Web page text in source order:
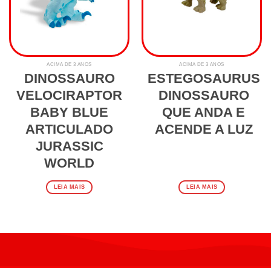
ACIMA DE 3 ANOS
DINOSSAURO
VELOCIRAPTOR
BABY BLUE
ARTICULADO
JURASSIC
WORLD
LEIA MAIS
ACIMA DE 3 ANOS
ESTEGOSAURUS
DINOSSAURO
QUE ANDA E
ACENDE A LUZ
LEIA MAIS